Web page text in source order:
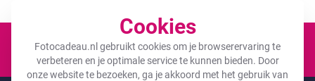
Cookies
Fotocadeau.nl gebruikt cookies om je browserervaring te
verbeteren en je optimale service te kunnen bieden. Door
onze website te bezoeken, ga je akkoord met het gebruik van